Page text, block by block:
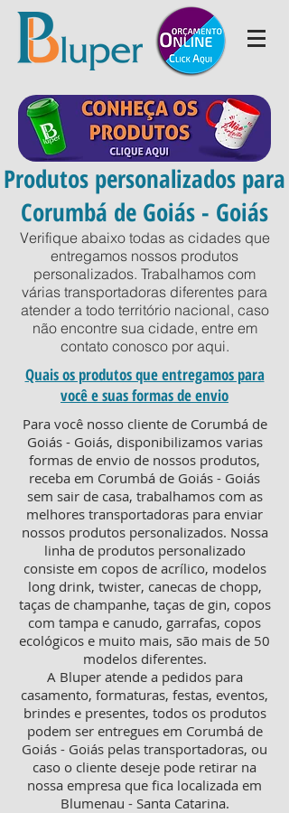
Produtos personalizados para
Corumbá de Goiás - Goiás
Verifique abaixo todas as cidades que
entregamos nossos produtos
personalizados. Trabalhamos com
várias transportadoras diferentes para
atender a todo território nacional, caso
não encontre sua cidade, entre em
contato conosco por aqui.
Para você nosso cliente de Corumbá de
Goiás - Goiás, disponibilizamos varias
formas de envio de nossos produtos,
receba em Corumbá de Goiás - Goiás
sem sair de casa, trabalhamos com as
melhores transportadoras para enviar
nossos produtos personalizados. Nossa
linha de produtos personalizado
consiste em copos de acrílico, modelos
long drink, twister, canecas de chopp,
taças de champanhe, taças de gin, copos
com tampa e canudo, garrafas, copos
ecológicos e muito mais, são mais de 50
modelos diferentes.
A Bluper atende a pedidos para
casamento, formaturas, festas, eventos,
brindes e presentes, todos os produtos
podem ser entregues em Corumbá de
Goiás - Goiás pelas transportadoras, ou
caso o cliente deseje pode retirar na
nossa empresa que fica localizada em
Blumenau - Santa Catarina.
Quais os produtos que entregamos para
você e suas formas de envio